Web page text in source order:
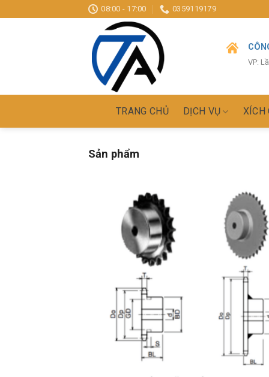
to
08:00 - 17:00 0359119179
VP:
TRANG CHỦ DỊCH VỤ XÍCH
Sản phẩm